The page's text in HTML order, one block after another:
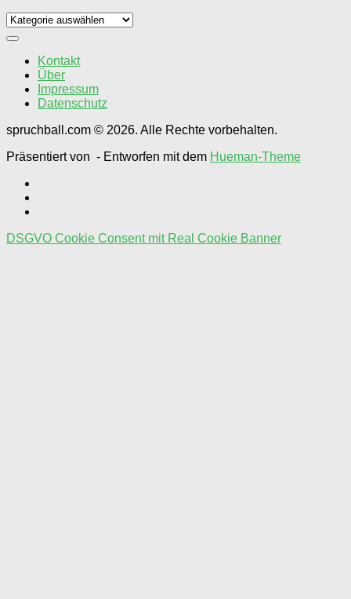
Spruch
Kontakt
Über
Impressum
Datenschutz
spruchball.com © 2026. Alle Rechte vorbehalten.
Präsentiert von - Entworfen mit dem Hueman-Theme
DSGVO Cookie Consent mit Real Cookie Banner